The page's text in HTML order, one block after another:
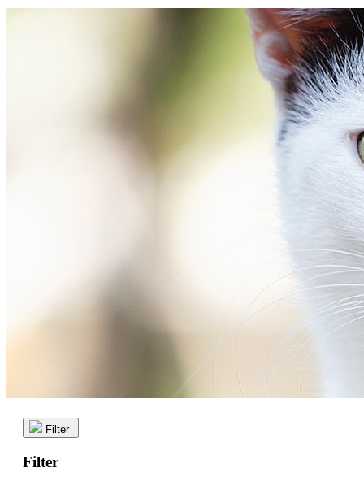
Filter
Filter